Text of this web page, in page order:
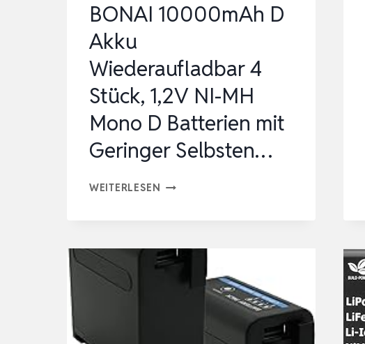
BONAI 10000mAh D
Akku
Wiederaufladbar 4
Stück, 1,2V NI-MH
Mono D Batterien mit
Geringer Selbsten…
WEITERLESEN BONAI
AKKU
WIEDERAUFLADBAR